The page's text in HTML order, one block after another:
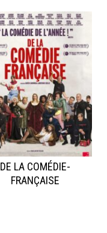
DE LA COMÉDIE-
FRANÇAISE